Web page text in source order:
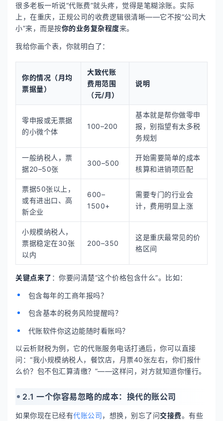
很多老板一听说“代账费”就头疼，觉得是笔糊涂账。实际
上，在重庆，正规公司的收费逻辑很清晰——它不按“公司大
小”来，而是按你的业务复杂程度来。
我给你画个表，你就明白了：
你的情况（月均
票据量）
大致代账
费用范围
（元/月）
说明
零申报或无票据
的小微个体
100–200
基本就是帮你做零申
报，别指望有太多税
务规划
一般纳税人，票
据20–50张
300–500
开始需要简单的成本
核算和进销项匹配
票据50张以上，
或有进出口、高
新企业
600–
1500+
需要专门的行业会
计，费用明显上涨
小规模纳税人，
票据稳定在30张
以内
200–350
这是重庆最常见的价
格区间
关键点来了 ：你要问清楚“这个价格包含什么”。比如：
包含每年的工商年报吗？
包含基本的税务风险提醒吗？
代账软件你这边能随时看账吗？
以云析财税为例，它的代账服务电话打通后，你可以直接
问：“我小规模纳税人，餐饮店，月票40张左右，你们报什
么价？包不包汇算清缴？”——这样问，对方就知道你懂行。
2.1 一个你容易忽略的成本：换代的账公司
如果你现在已经有代账公司，想换，别忘了问交接费。有些